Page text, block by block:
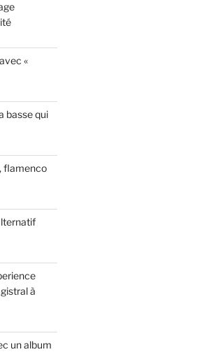
«
basse qui
flamenco
à
un album